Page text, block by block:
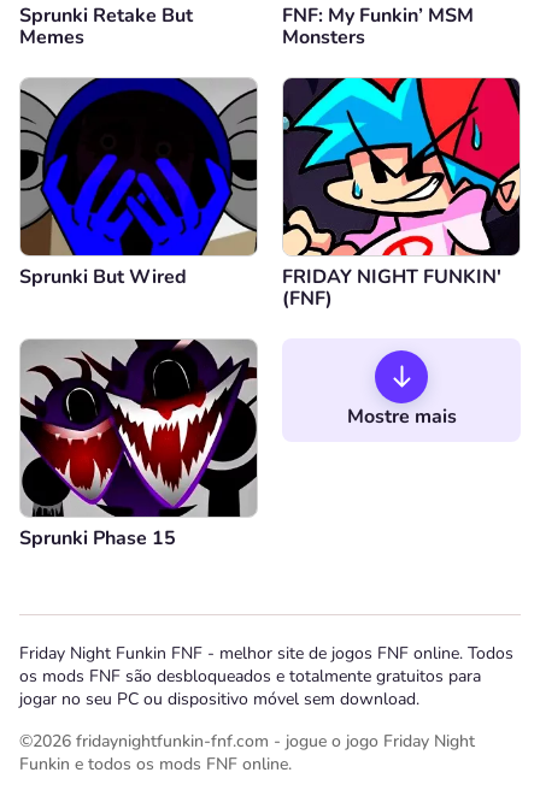
Sprunki Retake But
Memes
FNF: My Funkin’ MSM
Monsters
Sprunki But Wired
FRIDAY NIGHT FUNKIN'
(FNF)
Sprunki Phase 15
Mostre mais
Friday Night Funkin FNF - melhor site de jogos FNF online. Todos
os mods FNF são desbloqueados e totalmente gratuitos para
jogar no seu PC ou dispositivo móvel sem download.
©2026 fridaynightfunkin-fnf.com - jogue o jogo Friday Night
Funkin e todos os mods FNF online.